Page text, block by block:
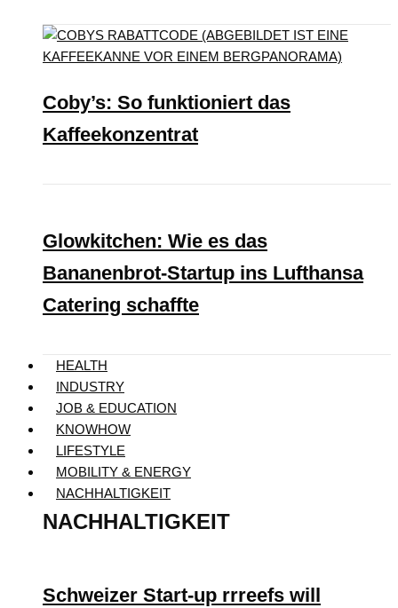
Coby’s: So funktioniert das
Kaffeekonzentrat
Glowkitchen: Wie es das
Bananenbrot-Startup ins Lufthansa
Catering schaffte
HEALTH
INDUSTRY
JOB & EDUCATION
KNOWHOW
LIFESTYLE
MOBILITY & ENERGY
NACHHALTIGKEIT
NACHHALTIGKEIT
Schweizer Start-up rrreefs will